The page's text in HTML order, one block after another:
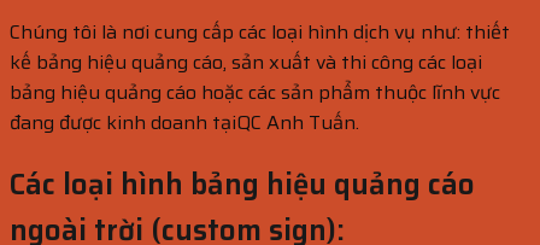
Chúng tôi là nơi cung cấp các loại hình dịch vụ như: thiết
kế bảng hiệu quảng cáo, sản xuất và thi công các loại
bảng hiệu quảng cáo hoặc các sản phẩm thuộc lĩnh vực
đang được kinh doanh tạiQC Anh Tuấn.
Các loại hình bảng hiệu quảng cáo
ngoài trời (custom sign):